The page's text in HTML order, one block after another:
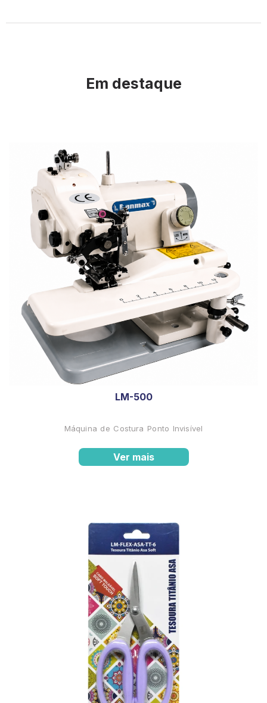
Em destaque
LM-500
Máquina de Costura Ponto Invisível
Ver mais